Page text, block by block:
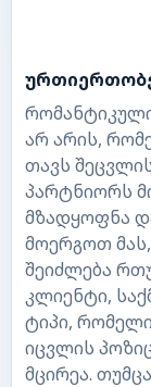
არ არის,
თავს
პარტნიორს
მზადყოფნა
მოერგოთ
შეიძლება
კლიენტი,
ტიპი,
იცვლის
მცირეა.